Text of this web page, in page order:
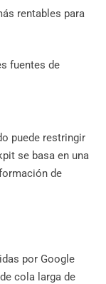
rentables para
fuentes de
puede restringir
se basa en una
de
por Google
cola larga de